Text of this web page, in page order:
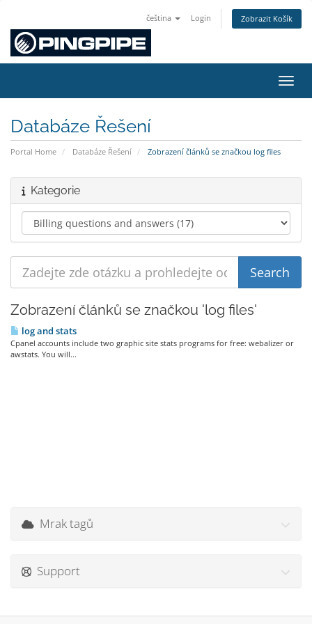
čeština Login Zobrazit Košík
Databáze Řešení
Portal Home Databáze Řešení Zobrazení článků se značkou log files
Kategorie
Zobrazení článků se značkou 'log files'
log and stats
Cpanel accounts include two graphic site stats programs for free: webalizer or
awstats. You will...
Mrak tagů
Support